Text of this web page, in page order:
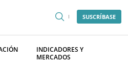
SUSCRÍBASE
INDICADORES Y
MERCADOS